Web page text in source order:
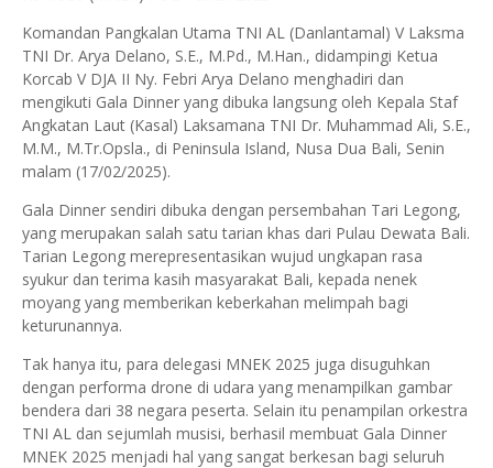
Komandan Pangkalan Utama TNI AL (Danlantamal) V Laksma
TNI Dr. Arya Delano, S.E., M.Pd., M.Han., didampingi Ketua
Korcab V DJA II Ny. Febri Arya Delano menghadiri dan
mengikuti Gala Dinner yang dibuka langsung oleh Kepala Staf
Angkatan Laut (Kasal) Laksamana TNI Dr. Muhammad Ali, S.E.,
M.M., M.Tr.Opsla., di Peninsula Island, Nusa Dua Bali, Senin
malam (17/02/2025).
Gala Dinner sendiri dibuka dengan persembahan Tari Legong,
yang merupakan salah satu tarian khas dari Pulau Dewata Bali.
Tarian Legong merepresentasikan wujud ungkapan rasa
syukur dan terima kasih masyarakat Bali, kepada nenek
moyang yang memberikan keberkahan melimpah bagi
keturunannya.
Tak hanya itu, para delegasi MNEK 2025 juga disuguhkan
dengan performa drone di udara yang menampilkan gambar
bendera dari 38 negara peserta. Selain itu penampilan orkestra
TNI AL dan sejumlah musisi, berhasil membuat Gala Dinner
MNEK 2025 menjadi hal yang sangat berkesan bagi seluruh